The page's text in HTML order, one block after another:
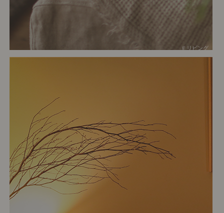
# リビング